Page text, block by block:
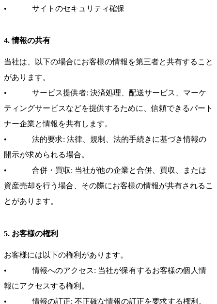
• サイトのセキュリティ確保
4. 情報の共有
当社は、以下の場合にお客様の情報を第三者と共有すること
があります。
• サービス提供者: 決済処理、配送サービス、マーケ
ティングサービスなどを提供するために、信頼できるパート
ナー企業と情報を共有します。
• 法的要求: 法律、規制、法的手続きに基づき情報の
開示が求められる場合。
• 合併・買収: 当社が他の企業と合併、買収、または
資産売却を行う場合、その際にお客様の情報が共有されるこ
とがあります。
5. お客様の権利
お客様には以下の権利があります。
• 情報へのアクセス: 当社が保有するお客様の個人情
報にアクセスする権利。
• 情報の訂正: 不正確な情報の訂正を要求する権利。